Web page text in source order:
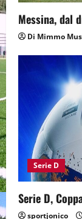
Messina, dal
Di Mimmo
Serie D
Serie D,
sportjonico